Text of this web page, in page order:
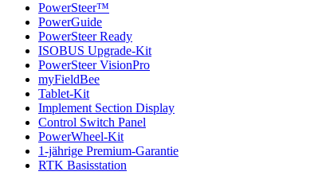
PowerSteer™
PowerGuide
PowerSteer Ready
ISOBUS Upgrade-Kit
PowerSteer VisionPro
myFieldBee
Tablet-Kit
Implement Section Display
Control Switch Panel
PowerWheel-Kit
1-jährige Premium-Garantie
RTK Basisstation